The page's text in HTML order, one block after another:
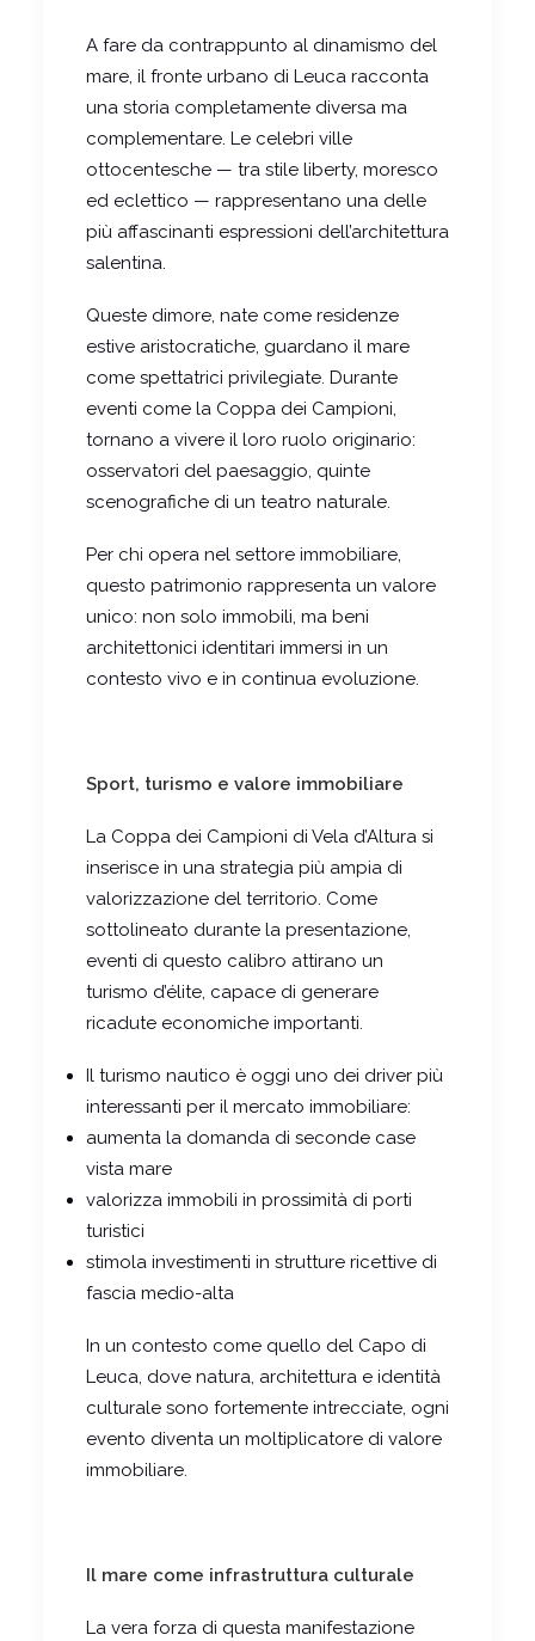
A fare da contrappunto al dinamismo del
mare, il fronte urbano di Leuca racconta
una storia completamente diversa ma
complementare. Le celebri ville
ottocentesche — tra stile liberty, moresco
ed eclettico — rappresentano una delle
più affascinanti espressioni dell’architettura
salentina.
Queste dimore, nate come residenze
estive aristocratiche, guardano il mare
come spettatrici privilegiate. Durante
eventi come la Coppa dei Campioni,
tornano a vivere il loro ruolo originario:
osservatori del paesaggio, quinte
scenografiche di un teatro naturale.
Per chi opera nel settore immobiliare,
questo patrimonio rappresenta un valore
unico: non solo immobili, ma beni
architettonici identitari immersi in un
contesto vivo e in continua evoluzione.
Sport, turismo e valore immobiliare
La Coppa dei Campioni di Vela d’Altura si
inserisce in una strategia più ampia di
valorizzazione del territorio. Come
sottolineato durante la presentazione,
eventi di questo calibro attirano un
turismo d’élite, capace di generare
ricadute economiche importanti.
Il turismo nautico è oggi uno dei driver più
interessanti per il mercato immobiliare:
aumenta la domanda di seconde case
vista mare
valorizza immobili in prossimità di porti
turistici
stimola investimenti in strutture ricettive di
fascia medio-alta
In un contesto come quello del Capo di
Leuca, dove natura, architettura e identità
culturale sono fortemente intrecciate, ogni
evento diventa un moltiplicatore di valore
immobiliare.
Il mare come infrastruttura culturale
La vera forza di questa manifestazione